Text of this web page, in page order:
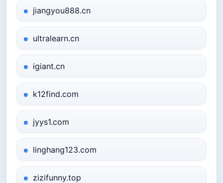
jiangyou888.cn
ultralearn.cn
igiant.cn
k12find.com
jyys1.com
linghang123.com
zizifunny.top